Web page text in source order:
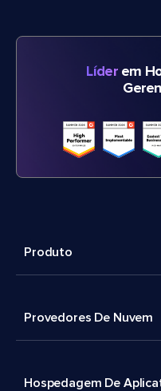
Líderem
Produto
Provedores De Nuvem
Hospedagem De